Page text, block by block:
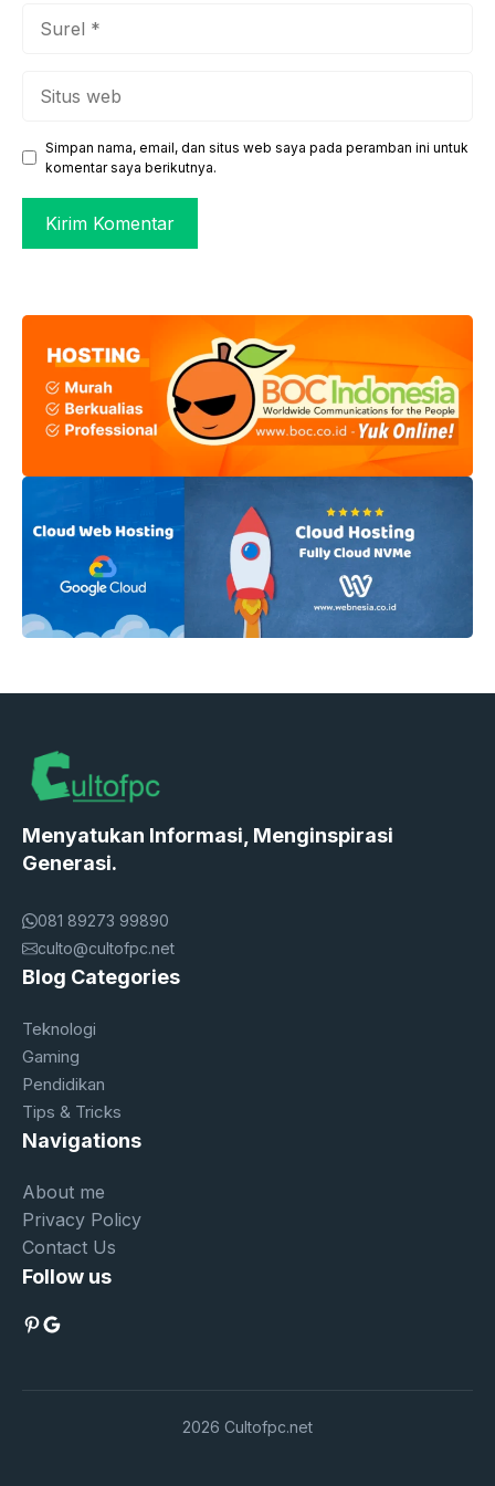
web
Simpan nama, email, dan situs web saya pada peramban ini untuk
komentar saya berikutnya.
Menyatukan Informasi, Menginspirasi
Generasi.
081 89273 99890
culto@cultofpc.net
Blog Categories
Teknologi
Gaming
Pendidikan
Tips & Tricks
Navigations
About me
Privacy Policy
Contact Us
Follow us
Pinterest
Google
2026 Cultofpc.net